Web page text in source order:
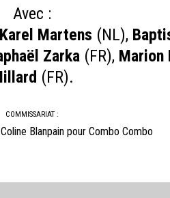
Avec :
Karel Martens (NL),
Zarka (FR), Marion
(FR).
COMMISSARIAT :
Blanpain pour Combo Combo